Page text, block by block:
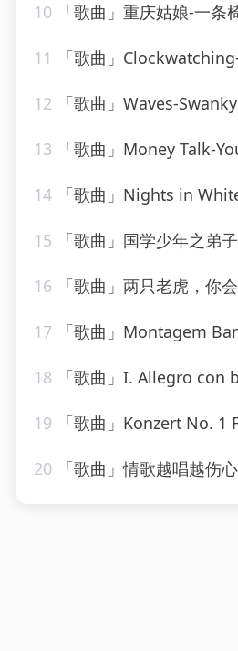
10 「歌曲」重庆姑娘-一条
11 「歌曲」
12 「歌曲」Waves-
13 「歌曲」Money Talk-
14 「歌曲」Nights in White
15 「歌曲」国学少年之弟子规(信2) 张释
16 「歌曲」两只老虎，你
17 「歌曲」Montagem Bandido-Jmilton、
18 「歌曲」I. Allegro con brio-Mozart
19 「歌曲」Konzert No. 1 F-dur BWV 1046 - Allegro-Karl
20 「歌曲」情歌越唱越伤